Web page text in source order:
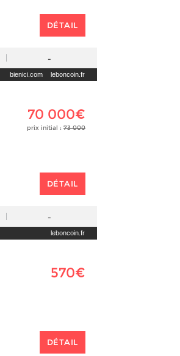
DÉTAIL
-
bienici.com leboncoin.fr
70 000€
prix initial : 73 000
DÉTAIL
-
leboncoin.fr
570€
DÉTAIL